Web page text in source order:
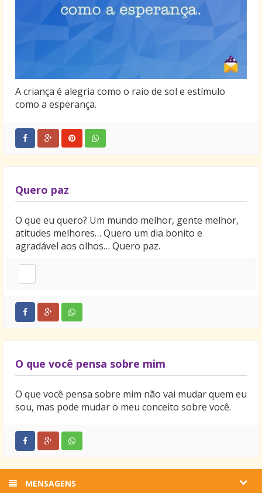
A criança é alegria como o raio de sol e estímulo
como a esperança.
Quero paz
O que eu quero? Um mundo melhor, gente melhor,
atitudes melhores… Quero um dia bonito e
agradável aos olhos… Quero paz.
O que você pensa sobre mim
O que você pensa sobre mim não vai mudar quem eu
sou, mas pode mudar o meu conceito sobre você.
MENSAGENS